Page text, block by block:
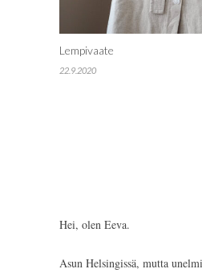
Lempivaate
22.9.2020
Hei, olen Eeva.
Asun Helsingissä, mutta